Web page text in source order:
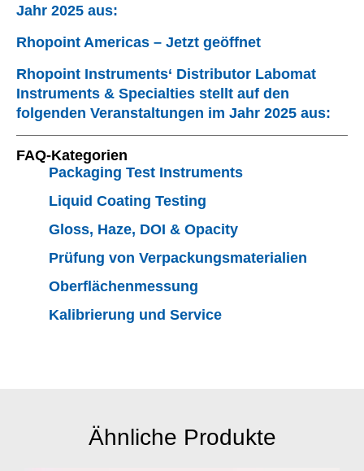
Jahr 2025 aus:
Rhopoint Americas – Jetzt geöffnet
Rhopoint Instruments‘ Distributor Labomat
Instruments & Specialties stellt auf den
folgenden Veranstaltungen im Jahr 2025 aus:
FAQ-Kategorien
Packaging Test Instruments
Liquid Coating Testing
Gloss, Haze, DOI & Opacity
Prüfung von Verpackungsmaterialien
Oberflächenmessung
Kalibrierung und Service
Ähnliche Produkte